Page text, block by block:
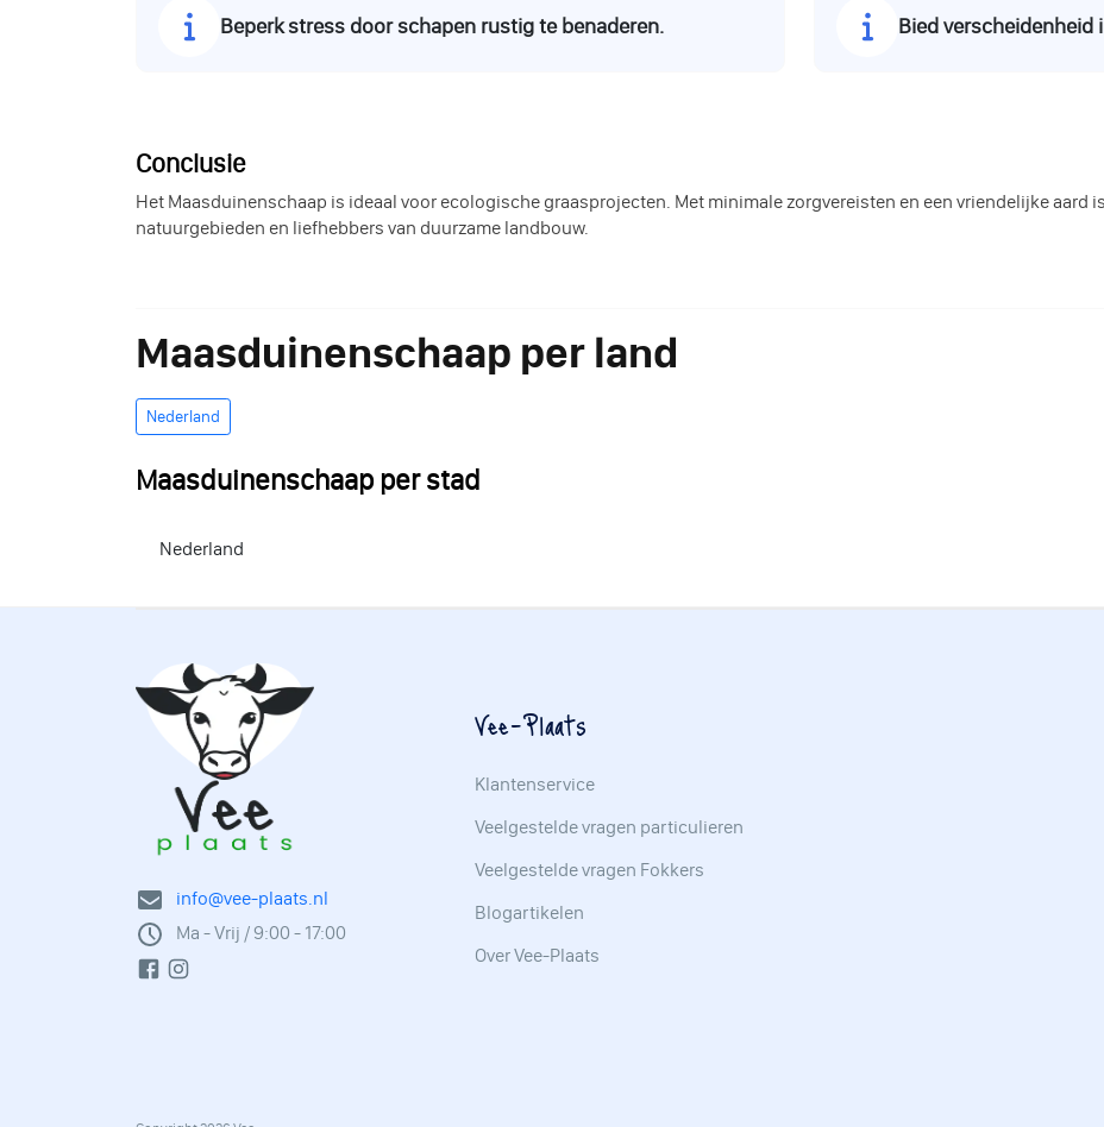
Beperk stress door schapen rustig te benaderen. Bied verscheidenheid
Conclusie
Het Maasduinenschaap is ideaal voor ecologische graasprojecten. Met minimale zorgvereisten en een vriendelijke aard
natuurgebieden en liefhebbers van duurzame landbouw.
Maasduinenschaap per land
Nederland
Maasduinenschaap per stad
Nederland
info@vee-plaats.nl
Ma - Vrij / 9:00 - 17:00
Vee-Plaats
Klantenservice
Veelgestelde vragen particulieren
Veelgestelde vragen Fokkers
Blogartikelen
Over Vee-Plaats